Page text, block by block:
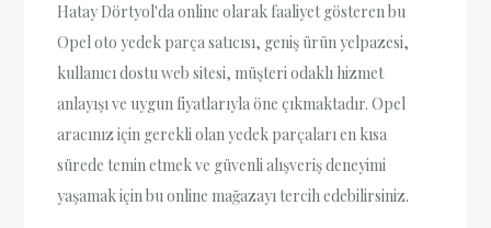
Hatay Dörtyol'da online olarak faaliyet gösteren bu
Opel oto yedek parça satıcısı, geniş ürün yelpazesi,
kullanıcı dostu web sitesi, müşteri odaklı hizmet
anlayışı ve uygun fiyatlarıyla öne çıkmaktadır. Opel
aracınız için gerekli olan yedek parçaları en kısa
sürede temin etmek ve güvenli alışveriş deneyimi
yaşamak için bu online mağazayı tercih edebilirsiniz.